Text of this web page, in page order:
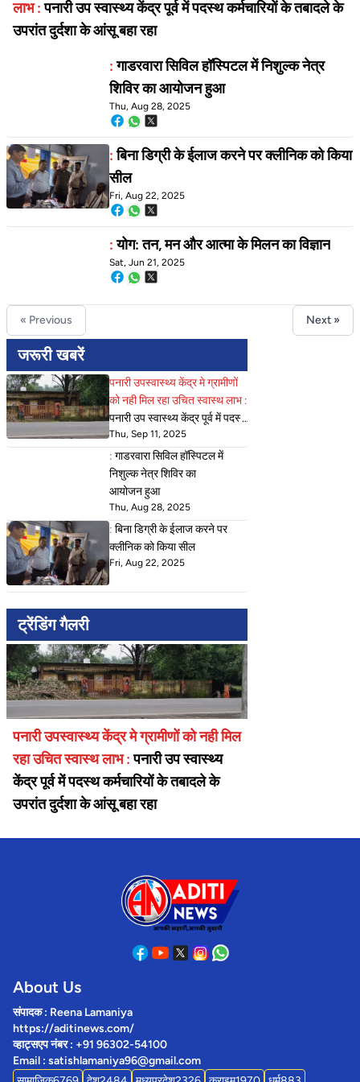
लाभ :पनारी उप स्वास्थ्य केंद्र पूर्व में पदस्थ कर्मचारियों के तबादले के
उपरांत दुर्दशा के आंसू बहा रहा
:गाडरवारा सिविल हॉस्पिटल में निशुल्क नेत्र
शिविर का आयोजन हुआ
Thu, Aug 28, 2025
:बिना डिग्री के ईलाज करने पर क्‍लीनिक को किया
सील
Fri, Aug 22, 2025
:योग: तन, मन और आत्मा के मिलन का विज्ञान
Sat, Jun 21, 2025
« Previous Next »
जरूरी खबरें
पनारी उपस्वास्थ्य केंद्र मे ग्रामीणों
को नही मिल रहा उचित स्वास्थ लाभ :
पनारी उप स्वास्थ्य केंद्र पूर्व में पदस्थ
कर्मचारियों के तबादले के उपरांत
दुर्दशा के आंसू बहा रहा
Thu, Sep 11, 2025
: गाडरवारा सिविल हॉस्पिटल में
निशुल्क नेत्र शिविर का
आयोजन हुआ
Thu, Aug 28, 2025
: बिना डिग्री के ईलाज करने पर
क्‍लीनिक को किया सील
Fri, Aug 22, 2025
ट्रेंडिंग गैलरी
पनारी उपस्वास्थ्य केंद्र मे ग्रामीणों को नही मिल
रहा उचित स्वास्थ लाभ :पनारी उप स्वास्थ्य
केंद्र पूर्व में पदस्थ कर्मचारियों के तबादले के
उपरांत दुर्दशा के आंसू बहा रहा
About Us
संपादक : Reena Lamaniya
https://aditinews.com/
व्हाट्सएप नंबर : +91 96302-54100
Email : satishlamaniya96@gmail.com